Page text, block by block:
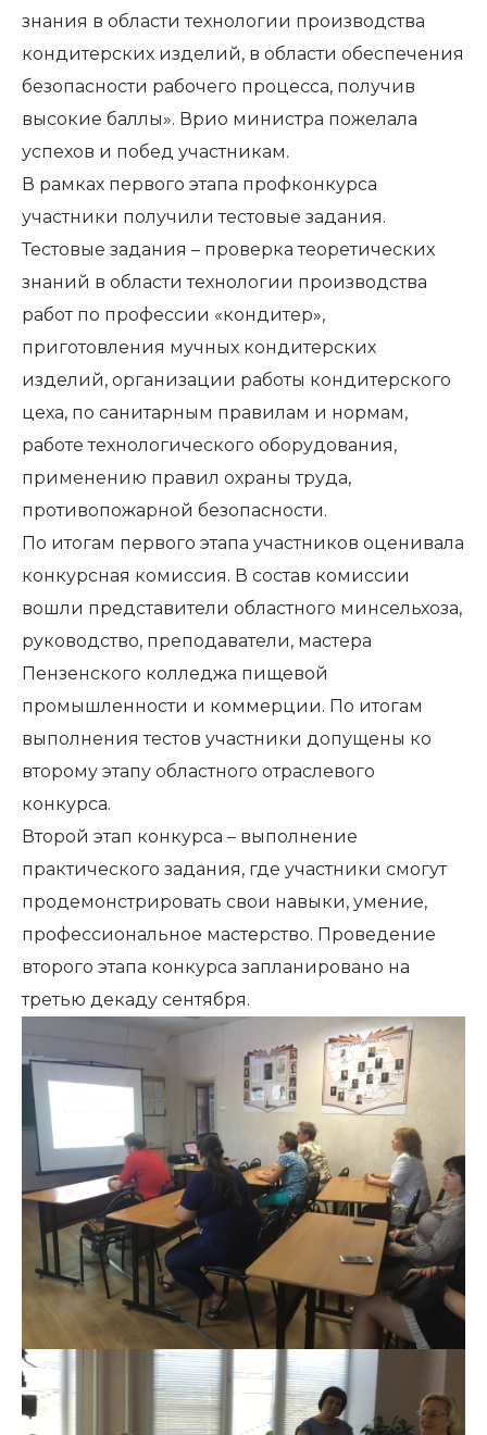
знания в области технологии производства
кондитерских изделий, в области обеспечения
безопасности рабочего процесса, получив
высокие баллы». Врио министра пожелала
успехов и побед участникам.
В рамках первого этапа профконкурса
участники получили тестовые задания.
Тестовые задания – проверка теоретических
знаний в области технологии производства
работ по профессии «кондитер»,
приготовления мучных кондитерских
изделий, организации работы кондитерского
цеха, по санитарным правилам и нормам,
работе технологического оборудования,
применению правил охраны труда,
противопожарной безопасности.
По итогам первого этапа участников оценивала
конкурсная комиссия. В состав комиссии
вошли представители областного минсельхоза,
руководство, преподаватели, мастера
Пензенского колледжа пищевой
промышленности и коммерции. По итогам
выполнения тестов участники допущены ко
второму этапу областного отраслевого
конкурса.
Второй этап конкурса – выполнение
практического задания, где участники смогут
продемонстрировать свои навыки, умение,
профессиональное мастерство. Проведение
второго этапа конкурса запланировано на
третью декаду сентября.